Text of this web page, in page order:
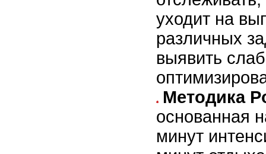
уходит на
различных
выявить
Методика
основанная
минут